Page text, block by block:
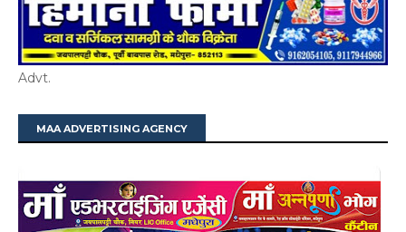
Advt.
MAA ADVERTISING AGENCY